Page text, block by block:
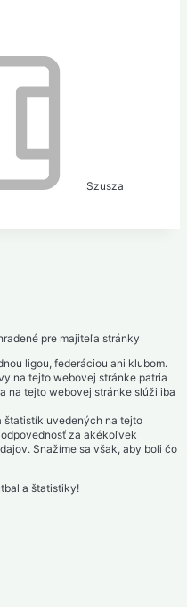
Szusza
pre majiteľa stránky
ligou, federáciou ani klubom.
na tejto webovej stránke patria
na tejto webovej stránke slúži iba
štatistík uvedených na tejto
za akékoľvek
Snažíme sa však, aby boli čo
a štatistiky!